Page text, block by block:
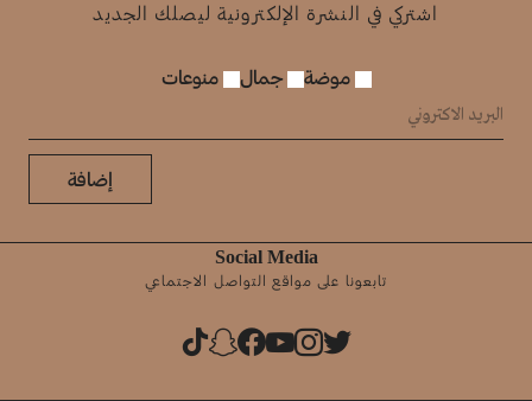
اشتركي في النشرة الإلكترونية ليصلك الجديد
موضة جمال منوعات
إضافة
Social Media
تابعونا على مواقع التواصل الاجتماعي